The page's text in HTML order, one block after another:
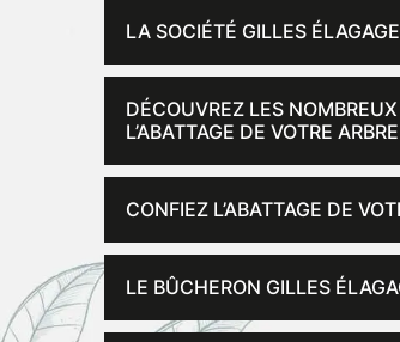
LA SOCIÉTÉ GILLES
DÉCOUVREZ LES
L’ABATTAGE DE VOTRE
CONFIEZ L’ABATTAGE DE
LE BÛCHERON GILLES